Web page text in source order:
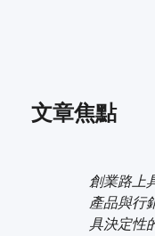
文章焦點
創業路上
產品與行
具決定性